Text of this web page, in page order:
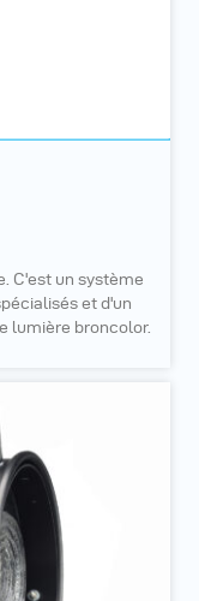
C'est un système
et d'un
lumière broncolor.